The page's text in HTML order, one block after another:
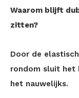
Waarom blijft
zitten?
Door de
rondom sluit het
het nauwelijks.